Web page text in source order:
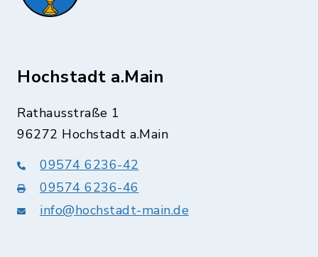
Hochstadt a.Main
Rathausstraße 1
96272 Hochstadt a.Main
09574 6236-42
09574 6236-46
info@hochstadt-main.de